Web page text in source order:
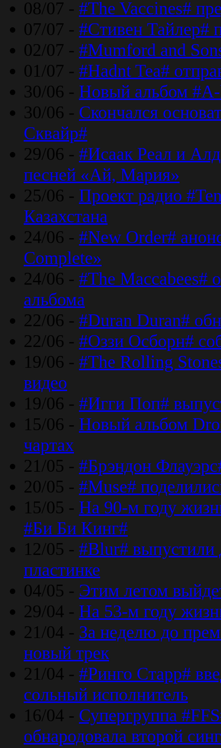
08/07 - #The Vaccines#
07/07 - #Стивен Тайлер#
02/07 - #Mumford and
01/07 - #Hadnt Tea#
30/06 - Новый альбом #A-
30/06 - Скончался
Сквайр#
29/06 - #Исаак Реал и
песней «Ай, Мария»
25/06 - Проект радио
Казахстана
24/06 - #New Order#
Complete»
24/06 - #The Maccabees#
альбома
22/06 - #Duran Duran#
22/06 - #Оззи Осборн#
19/06 - #The Rolling
видео
19/06 - #Игги Поп#
15/06 - Новый альбом
чартах
21/05 - #Брэндон
20/05 - #Muse#
15/05 - На 90-м году
#Би Би Кинг#
12/05 - #Blur# выпустили
пластинке
04/05 - Этим летом
29/04 - На 53-м году
21/04 - За неделю до
новый трек
21/04 - #Ринго Старр#
сольный исполнитель
16/04 - Супергруппа
обнародовала второй